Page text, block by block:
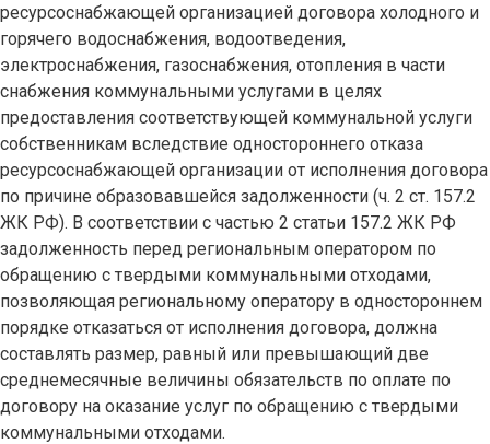
ресурсоснабжающей организацией договора холодного и
горячего водоснабжения, водоотведения,
электроснабжения, газоснабжения, отопления в части
снабжения коммунальными услугами в целях
предоставления соответствующей коммунальной услуги
собственникам вследствие одностороннего отказа
ресурсоснабжающей организации от исполнения договора
по причине образовавшейся задолженности (ч. 2 ст. 157.2
ЖК РФ). В соответствии с частью 2 статьи 157.2 ЖК РФ
задолженность перед региональным оператором по
обращению с твердыми коммунальными отходами,
позволяющая региональному оператору в одностороннем
порядке отказаться от исполнения договора, должна
составлять размер, равный или превышающий две
среднемесячные величины обязательств по оплате по
договору на оказание услуг по обращению с твердыми
коммунальными отходами.